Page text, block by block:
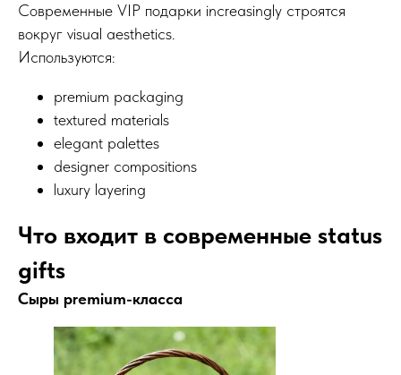
Современные VIP подарки increasingly строятся
вокруг visual aesthetics.
Используются:
premium packaging
textured materials
elegant palettes
designer compositions
luxury layering
Что входит в современные status
gifts
Сыры premium-класса